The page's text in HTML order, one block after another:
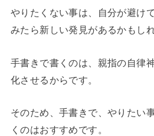
やりたくない事は、自分が避け
みたら新しい発見があるかもし
手書きで書くのは、親指の自律
化させるからです。
そのため、手書きで、やりたい
くのはおすすめです。